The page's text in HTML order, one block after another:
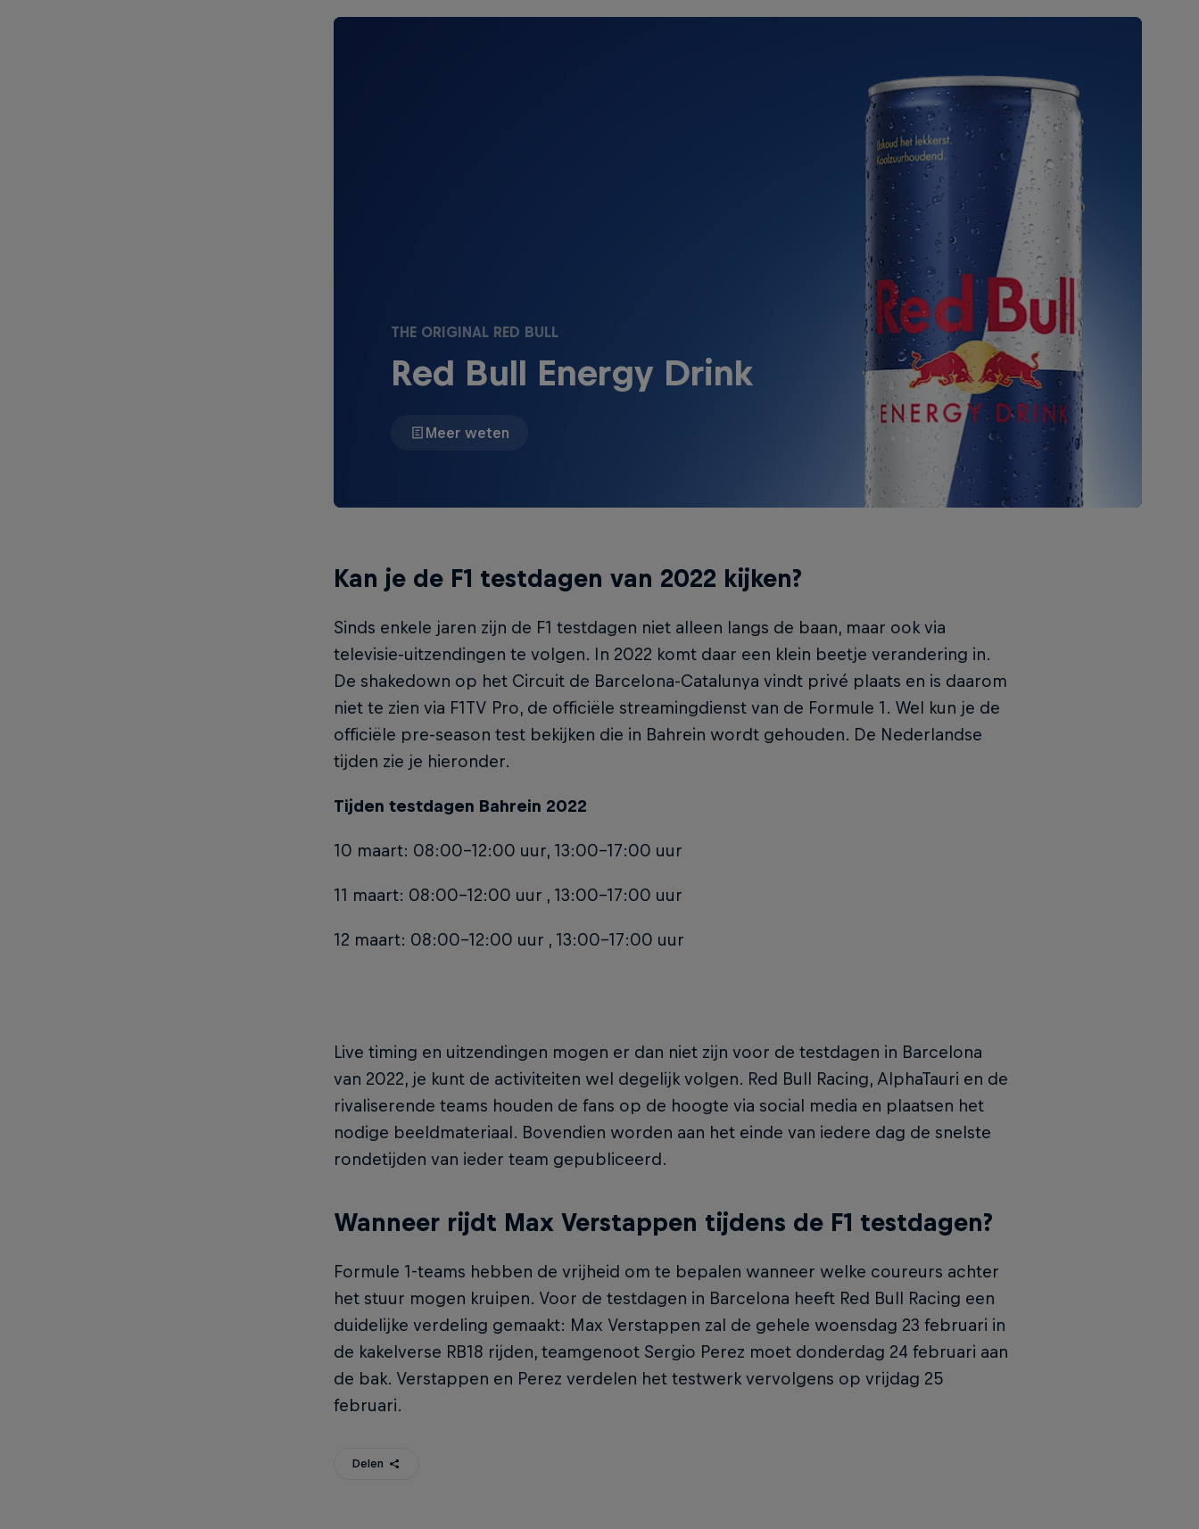
THE ORIGINAL RED BULL
Red Bull Energy Drink
Meer weten
Kan je de F1 testdagen van 2022 kijken?
Sinds enkele jaren zijn de F1 testdagen niet alleen langs de baan, maar ook via
televisie-uitzendingen te volgen. In 2022 komt daar een klein beetje verandering in.
De shakedown op het Circuit de Barcelona-Catalunya vindt privé plaats en is daarom
niet te zien via F1TV Pro, de officiële streamingdienst van de Formule 1. Wel kun je de
officiële pre-season test bekijken die in Bahrein wordt gehouden. De Nederlandse
tijden zie je hieronder.
Tijden testdagen Bahrein 2022
10 maart: 08:00-12:00 uur, 13:00-17:00 uur
11 maart: 08:00-12:00 uur , 13:00-17:00 uur
12 maart: 08:00-12:00 uur , 13:00-17:00 uur
Live timing en uitzendingen mogen er dan niet zijn voor de testdagen in Barcelona
van 2022, je kunt de activiteiten wel degelijk volgen. Red Bull Racing, AlphaTauri en de
rivaliserende teams houden de fans op de hoogte via social media en plaatsen het
nodige beeldmateriaal. Bovendien worden aan het einde van iedere dag de snelste
rondetijden van ieder team gepubliceerd.
Wanneer rijdt Max Verstappen tijdens de F1 testdagen?
Formule 1-teams hebben de vrijheid om te bepalen wanneer welke coureurs achter
het stuur mogen kruipen. Voor de testdagen in Barcelona heeft Red Bull Racing een
duidelijke verdeling gemaakt: Max Verstappen zal de gehele woensdag 23 februari in
de kakelverse RB18 rijden, teamgenoot Sergio Perez moet donderdag 24 februari aan
de bak. Verstappen en Perez verdelen het testwerk vervolgens op vrijdag 25
februari.
Delen